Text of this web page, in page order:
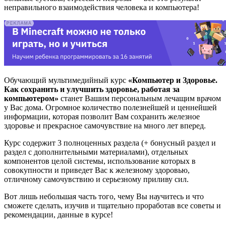
неправильного взаимодействия человека и компьютера!
Обучающий мультимедийный курс «Компьютер и Здоровье.
Как сохранить и улучшить здоровье, работая за
компьютером» станет Вашим персональным лечащим врачом
у Вас дома. Огромное количество полезнейшей и ценнейшей
информации, которая позволит Вам сохранить железное
здоровье и прекрасное самочувствие на много лет вперед.
Курс содержит 3 полноценных раздела (+ бонусный раздел и
раздел с дополнительными материалами), отдельных
компонентов целой системы, использование которых в
совокупности и приведет Вас к железному здоровью,
отличному самочувствию и серьезному приливу сил.
Вот лишь небольшая часть того, чему Вы научитесь и что
сможете сделать, изучив и тщательно проработав все советы и
рекомендации, данные в курсе!